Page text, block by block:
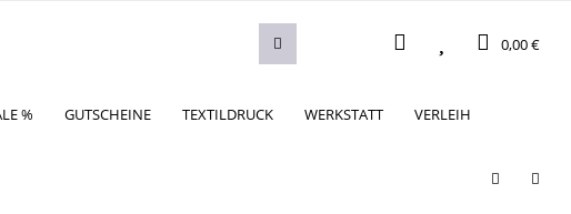
0,00 €
% GUTSCHEINE TEXTILDRUCK WERKSTATT VERLEIH